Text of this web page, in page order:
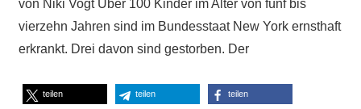
von Niki Vogt Über 100 Kinder im Alter von fünf bis
vierzehn Jahren sind im Bundesstaat New York ernsthaft
erkrankt. Drei davon sind gestorben. Der
teilen teilen teilen